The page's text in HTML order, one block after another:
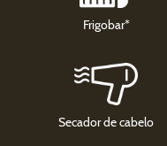
Frigobar*
Secador de cabelo